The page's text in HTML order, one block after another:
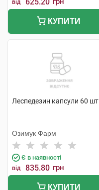
від
КУПИТИ
Леспедезин капсули 60 шт
Озимук Фарм
Є в наявності
від 835.80 грн
КУПИТИ